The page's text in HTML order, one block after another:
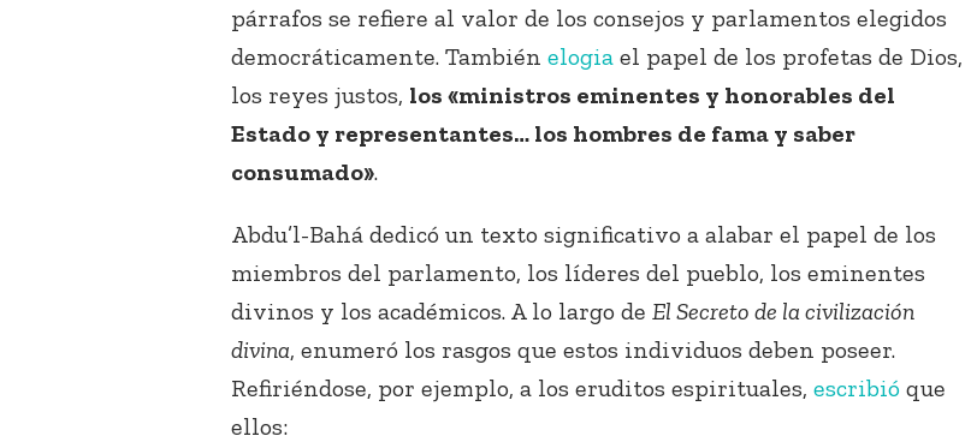
párrafos se refiere al valor de los consejos y parlamentos elegidos
democráticamente. También elogia el papel de los profetas de Dios,
los reyes justos, los «ministros eminentes y honorables del
Estado y representantes… los hombres de fama y saber
consumado».
Abdu’l-Bahá dedicó un texto significativo a alabar el papel de los
miembros del parlamento, los líderes del pueblo, los eminentes
divinos y los académicos. A lo largo de El Secreto de la civilización
divina, enumeró los rasgos que estos individuos deben poseer.
Refiriéndose, por ejemplo, a los eruditos espirituales, escribió que
ellos: